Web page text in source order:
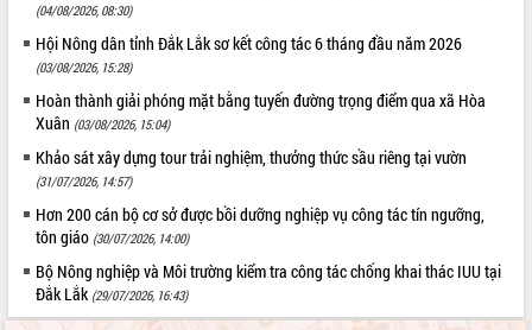
Đảng từ Sổ tay đảng viên điện tử
Đắk Lắk đẩy mạnh nuôi biển công
nghệ, hướng tới phát triển thủy sản
Tập huấn nâng cao năng lực triển khai
chuyển đổi số cho cán bộ, công chức
cấp xã
Đắk Lắk phát động hưởng ứng Ngày
Quyền của người tiêu dùng Việt Nam
2026
Đẩy mạnh cải cách hành chính, quyết
tâm đạt được mục tiêu tăng trưởng
hai con số trong năm 2026
(04/08/2026, 08:30)
Hội Nông dân tỉnh Đắk Lắk sơ kết công tác 6 tháng đầu năm 2026
(03/08/2026, 15:28)
Hoàn thành giải phóng mặt bằng tuyến đường trọng điểm qua xã Hòa
Xuân (03/08/2026, 15:04)
Khảo sát xây dựng tour trải nghiệm, thưởng thức sầu riêng tại vườn
(31/07/2026, 14:57)
Hơn 200 cán bộ cơ sở được bồi dưỡng nghiệp vụ công tác tín ngưỡng,
tôn giáo (30/07/2026, 14:00)
Bộ Nông nghiệp và Môi trường kiểm tra công tác chống khai thác IUU tại
Đắk Lắk (29/07/2026, 16:43)